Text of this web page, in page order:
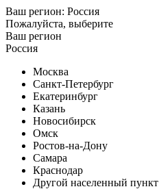
Ваш регион: Россия
Пожалуйста, выберите
Ваш регион
Россия
Москва
Санкт-Петербург
Екатеринбург
Казань
Новосибирск
Омск
Ростов-на-Дону
Самара
Краснодар
Другой населенный пункт